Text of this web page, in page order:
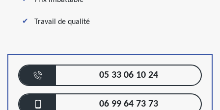
Travail de qualité
05 33 06 10 24
06 99 64 73 73